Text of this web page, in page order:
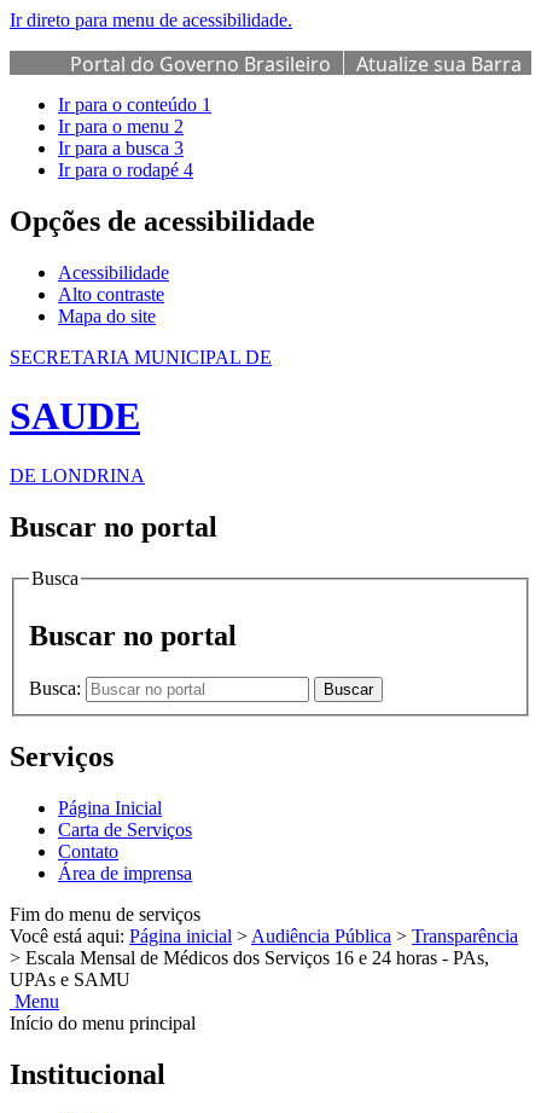
Ir direto para menu de acessibilidade.
Portal do Governo Brasileiro
Atualize sua Barra
de Governo
Ir para o conteúdo 1
Ir para o menu 2
Ir para a busca 3
Ir para o rodapé 4
Opções de acessibilidade
Acessibilidade
Alto contraste
Mapa do site
SECRETARIA MUNICIPAL DE
SAUDE
DE LONDRINA
Buscar no portal
Busca
Buscar no portal
Busca: Buscar
Serviços
Página Inicial
Carta de Serviços
Contato
Área de imprensa
Fim do menu de serviços
Você está aqui: Página inicial > Audiência Pública > Transparência
> Escala Mensal de Médicos dos Serviços 16 e 24 horas - PAs,
UPAs e SAMU
Menu
Início do menu principal
Institucional